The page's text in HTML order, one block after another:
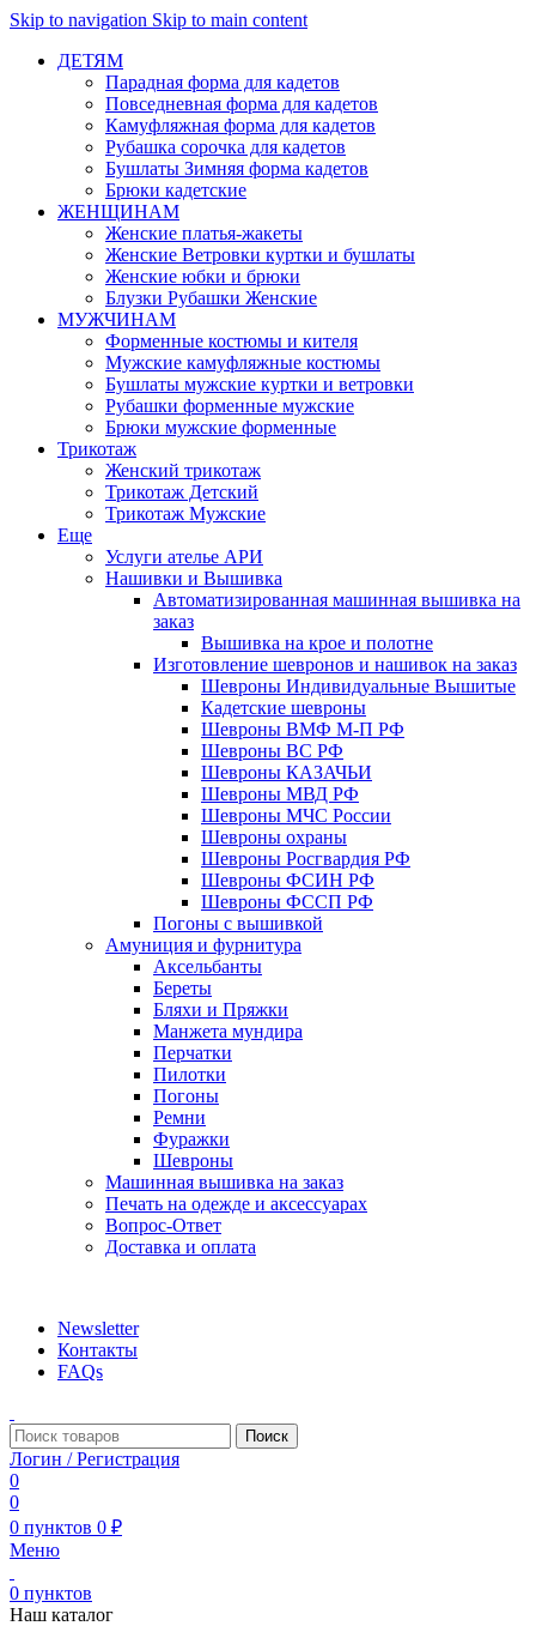
Skip to navigation Skip to main content
ДЕТЯМ
Парадная форма для кадетов
Повседневная форма для кадетов
Камуфляжная форма для кадетов
Рубашка сорочка для кадетов
Бушлаты Зимняя форма кадетов
Брюки кадетские
ЖЕНЩИНАМ
Женские платья-жакеты
Женские Ветровки куртки и бушлаты
Женские юбки и брюки
Блузки Рубашки Женские
МУЖЧИНАМ
Форменные костюмы и кителя
Мужские камуфляжные костюмы
Бушлаты мужские куртки и ветровки
Рубашки форменные мужские
Брюки мужские форменные
Трикотаж
Женский трикотаж
Трикотаж Детский
Трикотаж Мужские
Еще
Услуги ателье АРИ
Нашивки и Вышивка
Автоматизированная машинная вышивка на
заказ
Вышивка на крое и полотне
Изготовление шевронов и нашивок на заказ
Шевроны Индивидуальные Вышитые
Кадетские шевроны
Шевроны ВМФ М-П РФ
Шевроны ВС РФ
Шевроны КАЗАЧЬИ
Шевроны МВД РФ
Шевроны МЧС России
Шевроны охраны
Шевроны Росгвардия РФ
Шевроны ФСИН РФ
Шевроны ФССП РФ
Погоны с вышивкой
Амуниция и фурнитура
Аксельбанты
Береты
Бляхи и Пряжки
Манжета мундира
Перчатки
Пилотки
Погоны
Ремни
Фуражки
Шевроны
Машинная вышивка на заказ
Печать на одежде и аксессуарах
Вопрос-Ответ
Доставка и оплата
Newsletter
Контакты
FAQs
Поиск
Логин / Регистрация
0
0
0 пунктов 0 ₽
Меню
0 пунктов
Наш каталог